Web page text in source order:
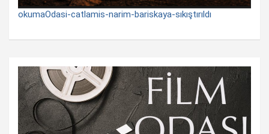
okumaOdasi-catlamis-narim-bariskaya-sıkıştırıldı